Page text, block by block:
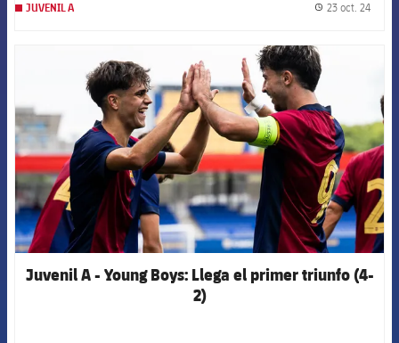
JUVENIL A 23 oct. 24
FCB Barcelona badge
Juvenil A - Young Boys: Llega el primer triunfo (4-
2)